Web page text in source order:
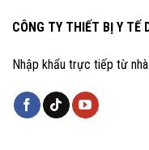
CÔNG TY THIẾT BỊ Y TẾ
Nhập khẩu trực tiếp từ